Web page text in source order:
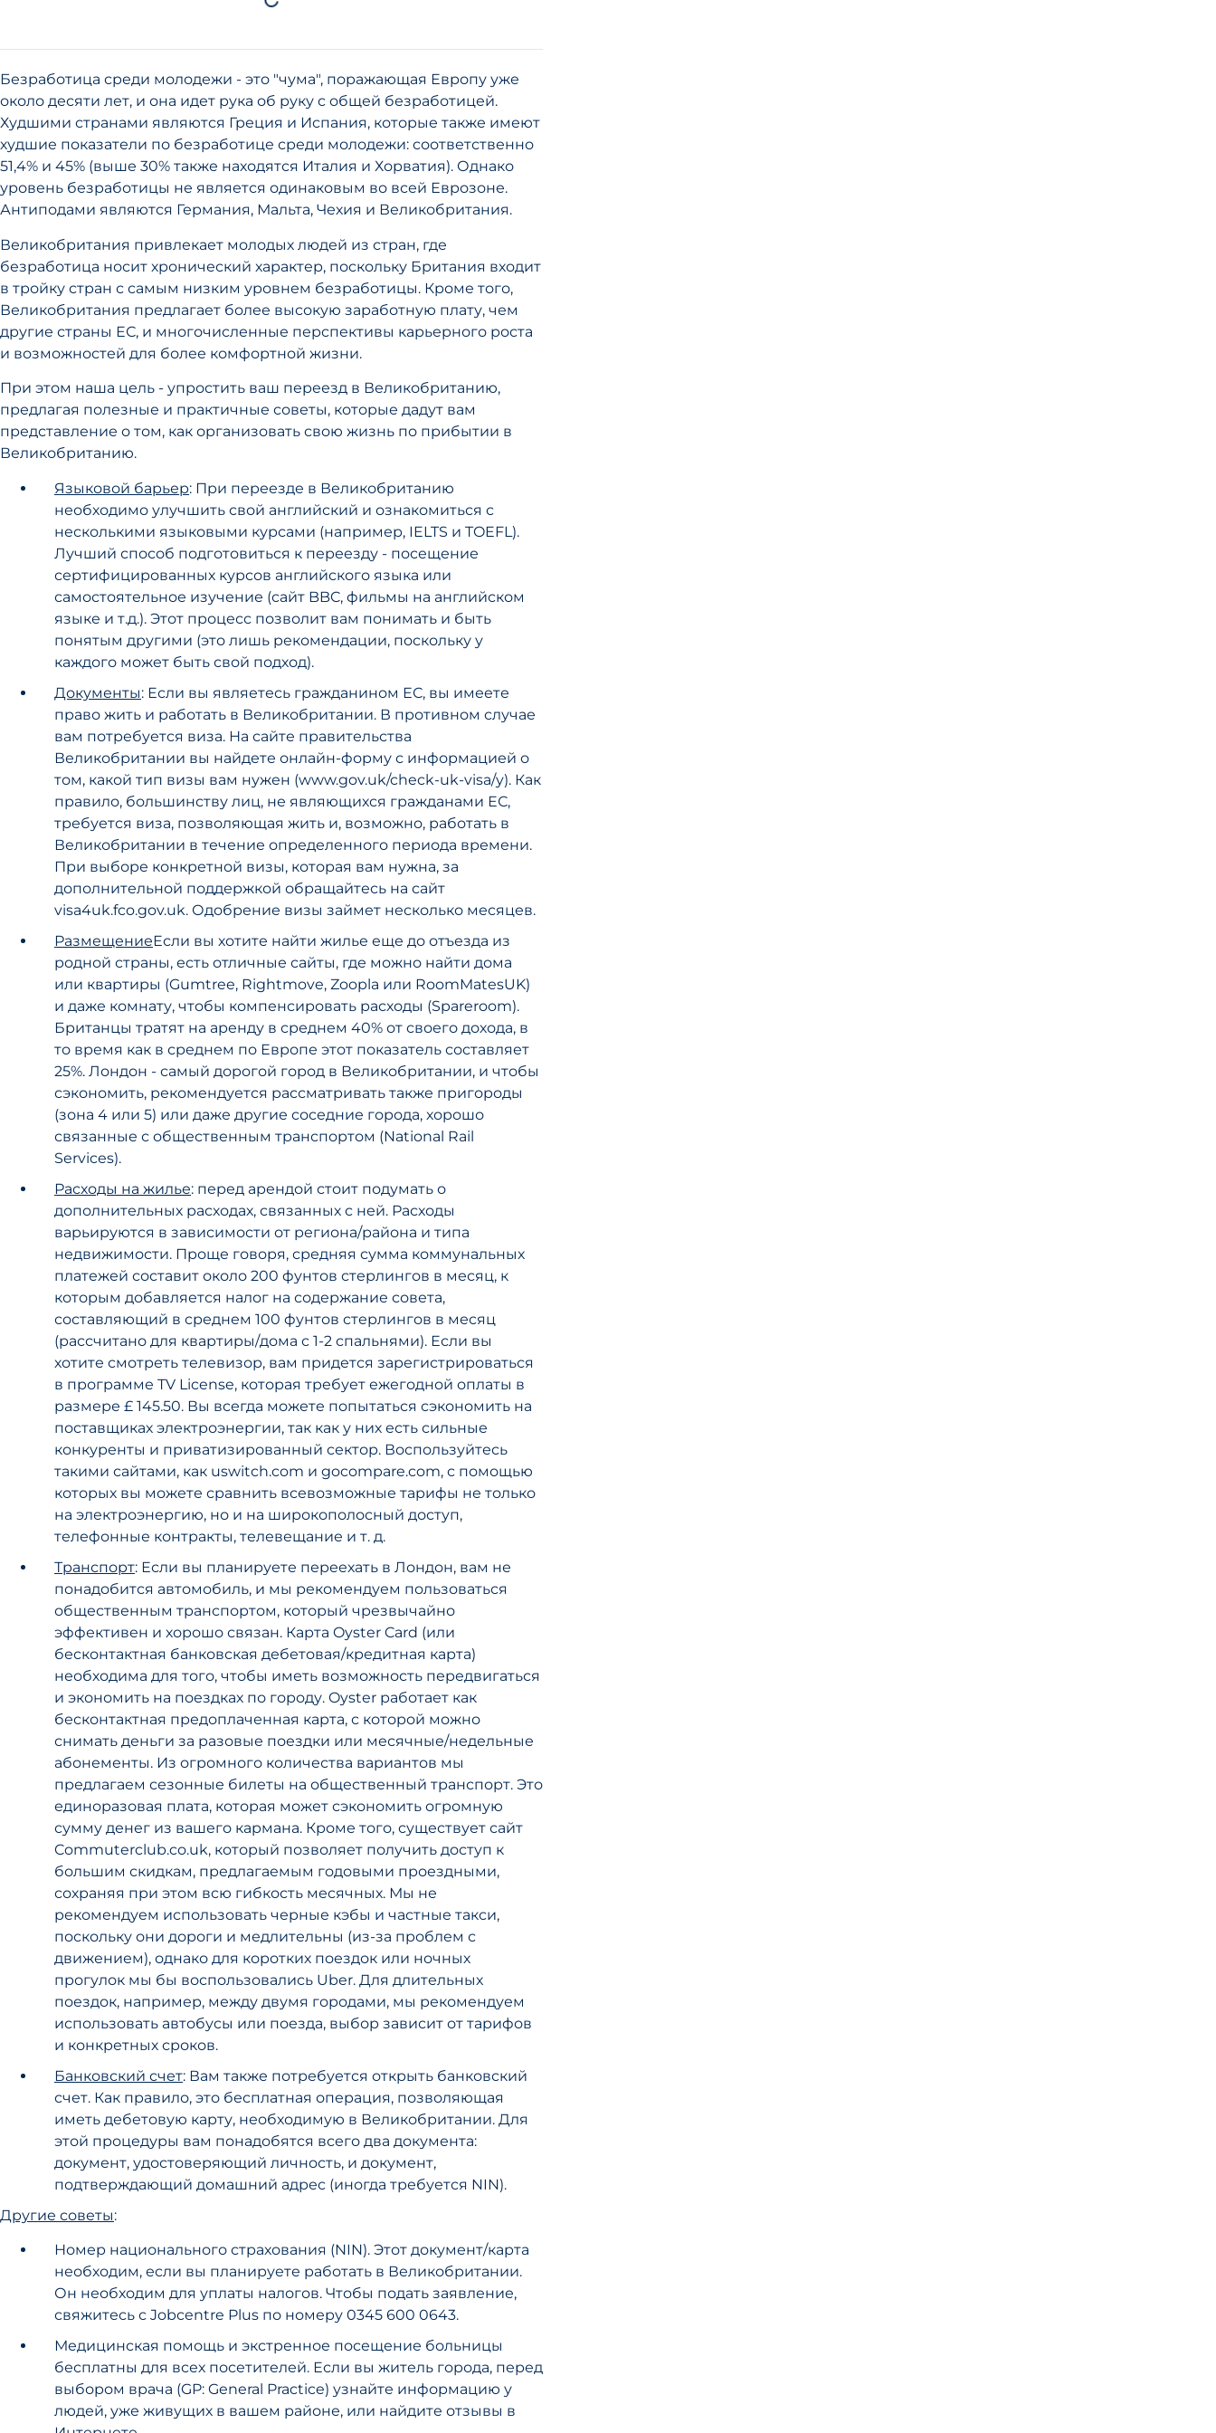
Безработица среди молодежи - это "чума", поражающая Европу уже
около десяти лет, и она идет рука об руку с общей безработицей.
Худшими странами являются Греция и Испания, которые также имеют
худшие показатели по безработице среди молодежи: соответственно
51,4% и 45% (выше 30% также находятся Италия и Хорватия). Однако
уровень безработицы не является одинаковым во всей Еврозоне.
Антиподами являются Германия, Мальта, Чехия и Великобритания.
Великобритания привлекает молодых людей из стран, где
безработица носит хронический характер, поскольку Британия входит
в тройку стран с самым низким уровнем безработицы. Кроме того,
Великобритания предлагает более высокую заработную плату, чем
другие страны ЕС, и многочисленные перспективы карьерного роста
и возможностей для более комфортной жизни.
При этом наша цель - упростить ваш переезд в Великобританию,
предлагая полезные и практичные советы, которые дадут вам
представление о том, как организовать свою жизнь по прибытии в
Великобританию.
Языковой барьер: При переезде в Великобританию
необходимо улучшить свой английский и ознакомиться с
несколькими языковыми курсами (например, IELTS и TOEFL).
Лучший способ подготовиться к переезду - посещение
сертифицированных курсов английского языка или
самостоятельное изучение (сайт BBC, фильмы на английском
языке и т.д.). Этот процесс позволит вам понимать и быть
понятым другими (это лишь рекомендации, поскольку у
каждого может быть свой подход).
Документы: Если вы являетесь гражданином ЕС, вы имеете
право жить и работать в Великобритании. В противном случае
вам потребуется виза. На сайте правительства
Великобритании вы найдете онлайн-форму с информацией о
том, какой тип визы вам нужен (www.gov.uk/check-uk-visa/y). Как
правило, большинству лиц, не являющихся гражданами ЕС,
требуется виза, позволяющая жить и, возможно, работать в
Великобритании в течение определенного периода времени.
При выборе конкретной визы, которая вам нужна, за
дополнительной поддержкой обращайтесь на сайт
visa4uk.fco.gov.uk. Одобрение визы займет несколько месяцев.
РазмещениеЕсли вы хотите найти жилье еще до отъезда из
родной страны, есть отличные сайты, где можно найти дома
или квартиры (Gumtree, Rightmove, Zoopla или RoomMatesUK)
и даже комнату, чтобы компенсировать расходы (Spareroom).
Британцы тратят на аренду в среднем 40% от своего дохода, в
то время как в среднем по Европе этот показатель составляет
25%. Лондон - самый дорогой город в Великобритании, и чтобы
сэкономить, рекомендуется рассматривать также пригороды
(зона 4 или 5) или даже другие соседние города, хорошо
связанные с общественным транспортом (National Rail
Services).
Расходы на жилье: перед арендой стоит подумать о
дополнительных расходах, связанных с ней. Расходы
варьируются в зависимости от региона/района и типа
недвижимости. Проще говоря, средняя сумма коммунальных
платежей составит около 200 фунтов стерлингов в месяц, к
которым добавляется налог на содержание совета,
составляющий в среднем 100 фунтов стерлингов в месяц
(рассчитано для квартиры/дома с 1-2 спальнями). Если вы
хотите смотреть телевизор, вам придется зарегистрироваться
в программе TV License, которая требует ежегодной оплаты в
размере £ 145.50. Вы всегда можете попытаться сэкономить на
поставщиках электроэнергии, так как у них есть сильные
конкуренты и приватизированный сектор. Воспользуйтесь
такими сайтами, как uswitch.com и gocompare.com, с помощью
которых вы можете сравнить всевозможные тарифы не только
на электроэнергию, но и на широкополосный доступ,
телефонные контракты, телевещание и т. д.
Транспорт: Если вы планируете переехать в Лондон, вам не
понадобится автомобиль, и мы рекомендуем пользоваться
общественным транспортом, который чрезвычайно
эффективен и хорошо связан. Карта Oyster Card (или
бесконтактная банковская дебетовая/кредитная карта)
необходима для того, чтобы иметь возможность передвигаться
и экономить на поездках по городу. Oyster работает как
бесконтактная предоплаченная карта, с которой можно
снимать деньги за разовые поездки или месячные/недельные
абонементы. Из огромного количества вариантов мы
предлагаем сезонные билеты на общественный транспорт. Это
единоразовая плата, которая может сэкономить огромную
сумму денег из вашего кармана. Кроме того, существует сайт
Commuterclub.co.uk, который позволяет получить доступ к
большим скидкам, предлагаемым годовыми проездными,
сохраняя при этом всю гибкость месячных. Мы не
рекомендуем использовать черные кэбы и частные такси,
поскольку они дороги и медлительны (из-за проблем с
движением), однако для коротких поездок или ночных
прогулок мы бы воспользовались Uber. Для длительных
поездок, например, между двумя городами, мы рекомендуем
использовать автобусы или поезда, выбор зависит от тарифов
и конкретных сроков.
Банковский счет: Вам также потребуется открыть банковский
счет. Как правило, это бесплатная операция, позволяющая
иметь дебетовую карту, необходимую в Великобритании. Для
этой процедуры вам понадобятся всего два документа:
документ, удостоверяющий личность, и документ,
подтверждающий домашний адрес (иногда требуется NIN).
Другие советы:
Номер национального страхования (NIN). Этот документ/карта
необходим, если вы планируете работать в Великобритании.
Он необходим для уплаты налогов. Чтобы подать заявление,
свяжитесь с Jobcentre Plus по номеру 0345 600 0643.
Медицинская помощь и экстренное посещение больницы
бесплатны для всех посетителей. Если вы житель города, перед
выбором врача (GP: General Practice) узнайте информацию у
людей, уже живущих в вашем районе, или найдите отзывы в